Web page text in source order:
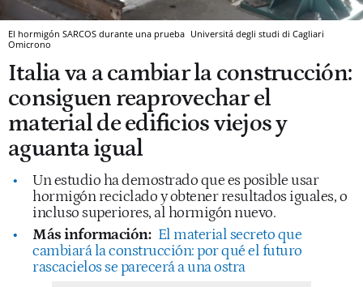
El hormigón SARCOS durante una prueba Universitá degli studi di Cagliari
Omicrono
Italia va a cambiar la construcción:
consiguen reaprovechar el
material de edificios viejos y
aguanta igual
Un estudio ha demostrado que es posible usar
hormigón reciclado y obtener resultados iguales, o
incluso superiores, al hormigón nuevo.
Más información: El material secreto que
cambiará la construcción: por qué el futuro
rascacielos se parecerá a una ostra